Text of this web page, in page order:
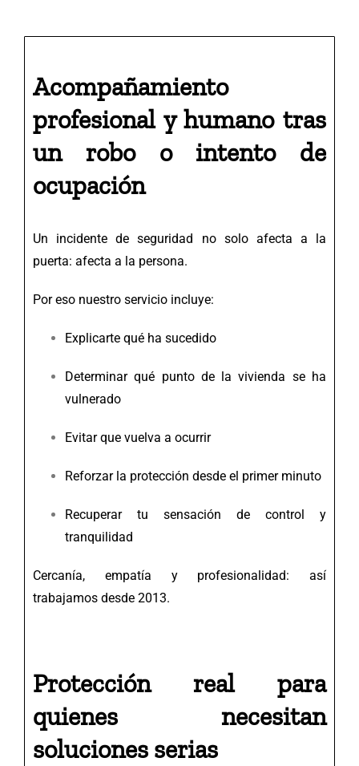
Acompañamiento
profesional y humano tras
un robo o intento de
ocupación
Un incidente de seguridad no solo afecta a la
puerta: afecta a la persona.
Por eso nuestro servicio incluye:
Explicarte qué ha sucedido
Determinar qué punto de la vivienda se ha
vulnerado
Evitar que vuelva a ocurrir
Reforzar la protección desde el primer minuto
Recuperar tu sensación de control y
tranquilidad
Cercanía, empatía y profesionalidad: así
trabajamos desde 2013.
Protección real para
quienes necesitan
soluciones serias